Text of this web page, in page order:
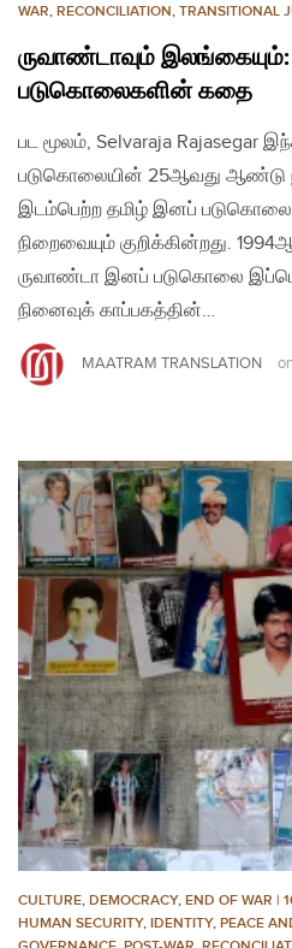
WAR, RECONCILIATION, TRANSITIONAL
ருவாண்டாவும்
படுகொலைகளின் கதை
பட மூலம், Selvaraja
படுகொலையின் 25ஆவது ஆண்டு
இடம்பெற்ற தமிழ் இனப்
நிறைவையும் குறிக்கின்றது.
ருவாண்டா இனப் படுகொலை
நினைவுக் காப்பகத்தின்…
MAATRAM TRANSLATION on
CULTURE, DEMOCRACY, END OF WAR |
HUMAN SECURITY, IDENTITY, PEACE